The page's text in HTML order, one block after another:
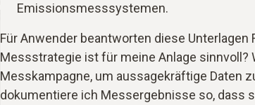
Emissionsmesssystemen.
Für Anwender beantworten diese Unterlagen
Messstrategie ist für meine Anlage sinnvoll?
Messkampagne, um aussagekräftige Daten
dokumentiere ich Messergebnisse so, dass